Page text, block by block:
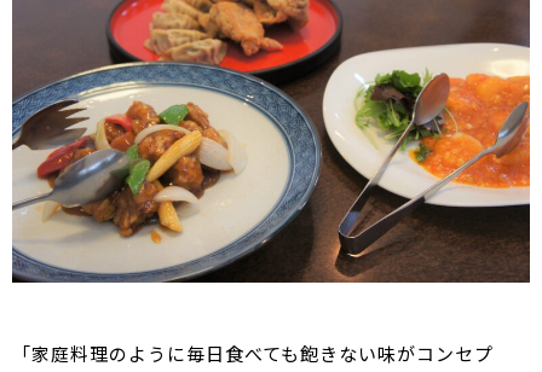
「家庭料理のように毎日食べても飽きない味がコンセプ